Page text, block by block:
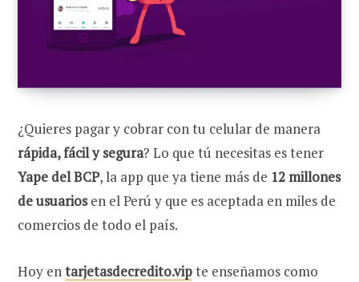
¿Quieres pagar y cobrar con tu celular de manera
rápida, fácil y segura? Lo que tú necesitas es tener
Yape del BCP, la app que ya tiene más de 12 millones
de usuariosen el Perú y que es aceptada en miles de
comercios de todo el país.
Hoy entarjetasdecredito.vipte enseñamos como